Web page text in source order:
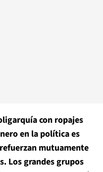
con ropajes
en la política es
mutuamente
Los grandes grupos